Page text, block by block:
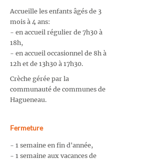
Accueille les enfants âgés de 3
mois à 4 ans:
- en accueil régulier de 7h30 à
18h,
- en accueil occasionnel de 8h à
12h et de 13h30 à 17h30.
Crèche gérée par la
communauté de communes de
Hagueneau.
Fermeture
- 1 semaine en fin d'année,
- 1 semaine aux vacances de